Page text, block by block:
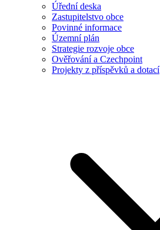
Úřední deska
Zastupitelstvo obce
Povinné informace
Územní plán
Strategie rozvoje obce
Ověřování a Czechpoint
Projekty z příspěvků a dotací